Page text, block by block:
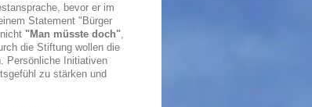
bevor er im
Statement "Bürger
"Man müsste doch"
die Stiftung wollen die
Persönliche Initiativen
zu stärken und